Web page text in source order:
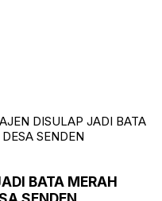
DISULAP JADI BATA
SENDEN
BATA MERAH